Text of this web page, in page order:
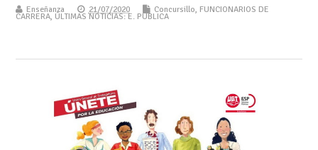
Enseñanza 21/07/2020 Concursillo, FUNCIONARIOS DE
CARRERA, ÚLTIMAS NOTICIAS: E. PÚBLICA